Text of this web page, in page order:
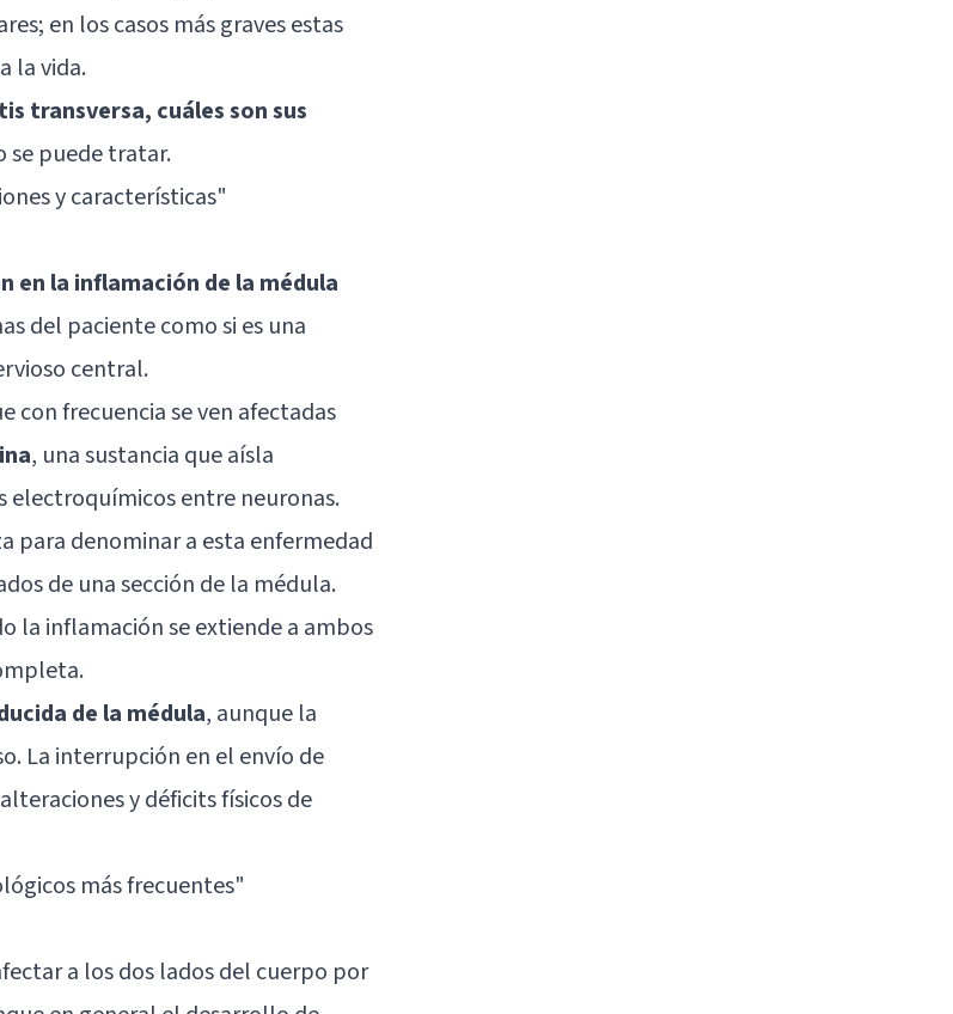
en los casos más graves estas
la vida.
transversa, cuáles son sus
se puede tratar.
y características"
en la inflamación de la médula
del paciente como si es una
central.
con frecuencia se ven afectadas
, una sustancia que aísla
electroquímicos entre neuronas.
para denominar a esta enfermedad
de una sección de la médula.
la inflamación se extiende a ambos
de la médula, aunque la
La interrupción en el envío de
y déficits físicos de
más frecuentes"
a los dos lados del cuerpo por